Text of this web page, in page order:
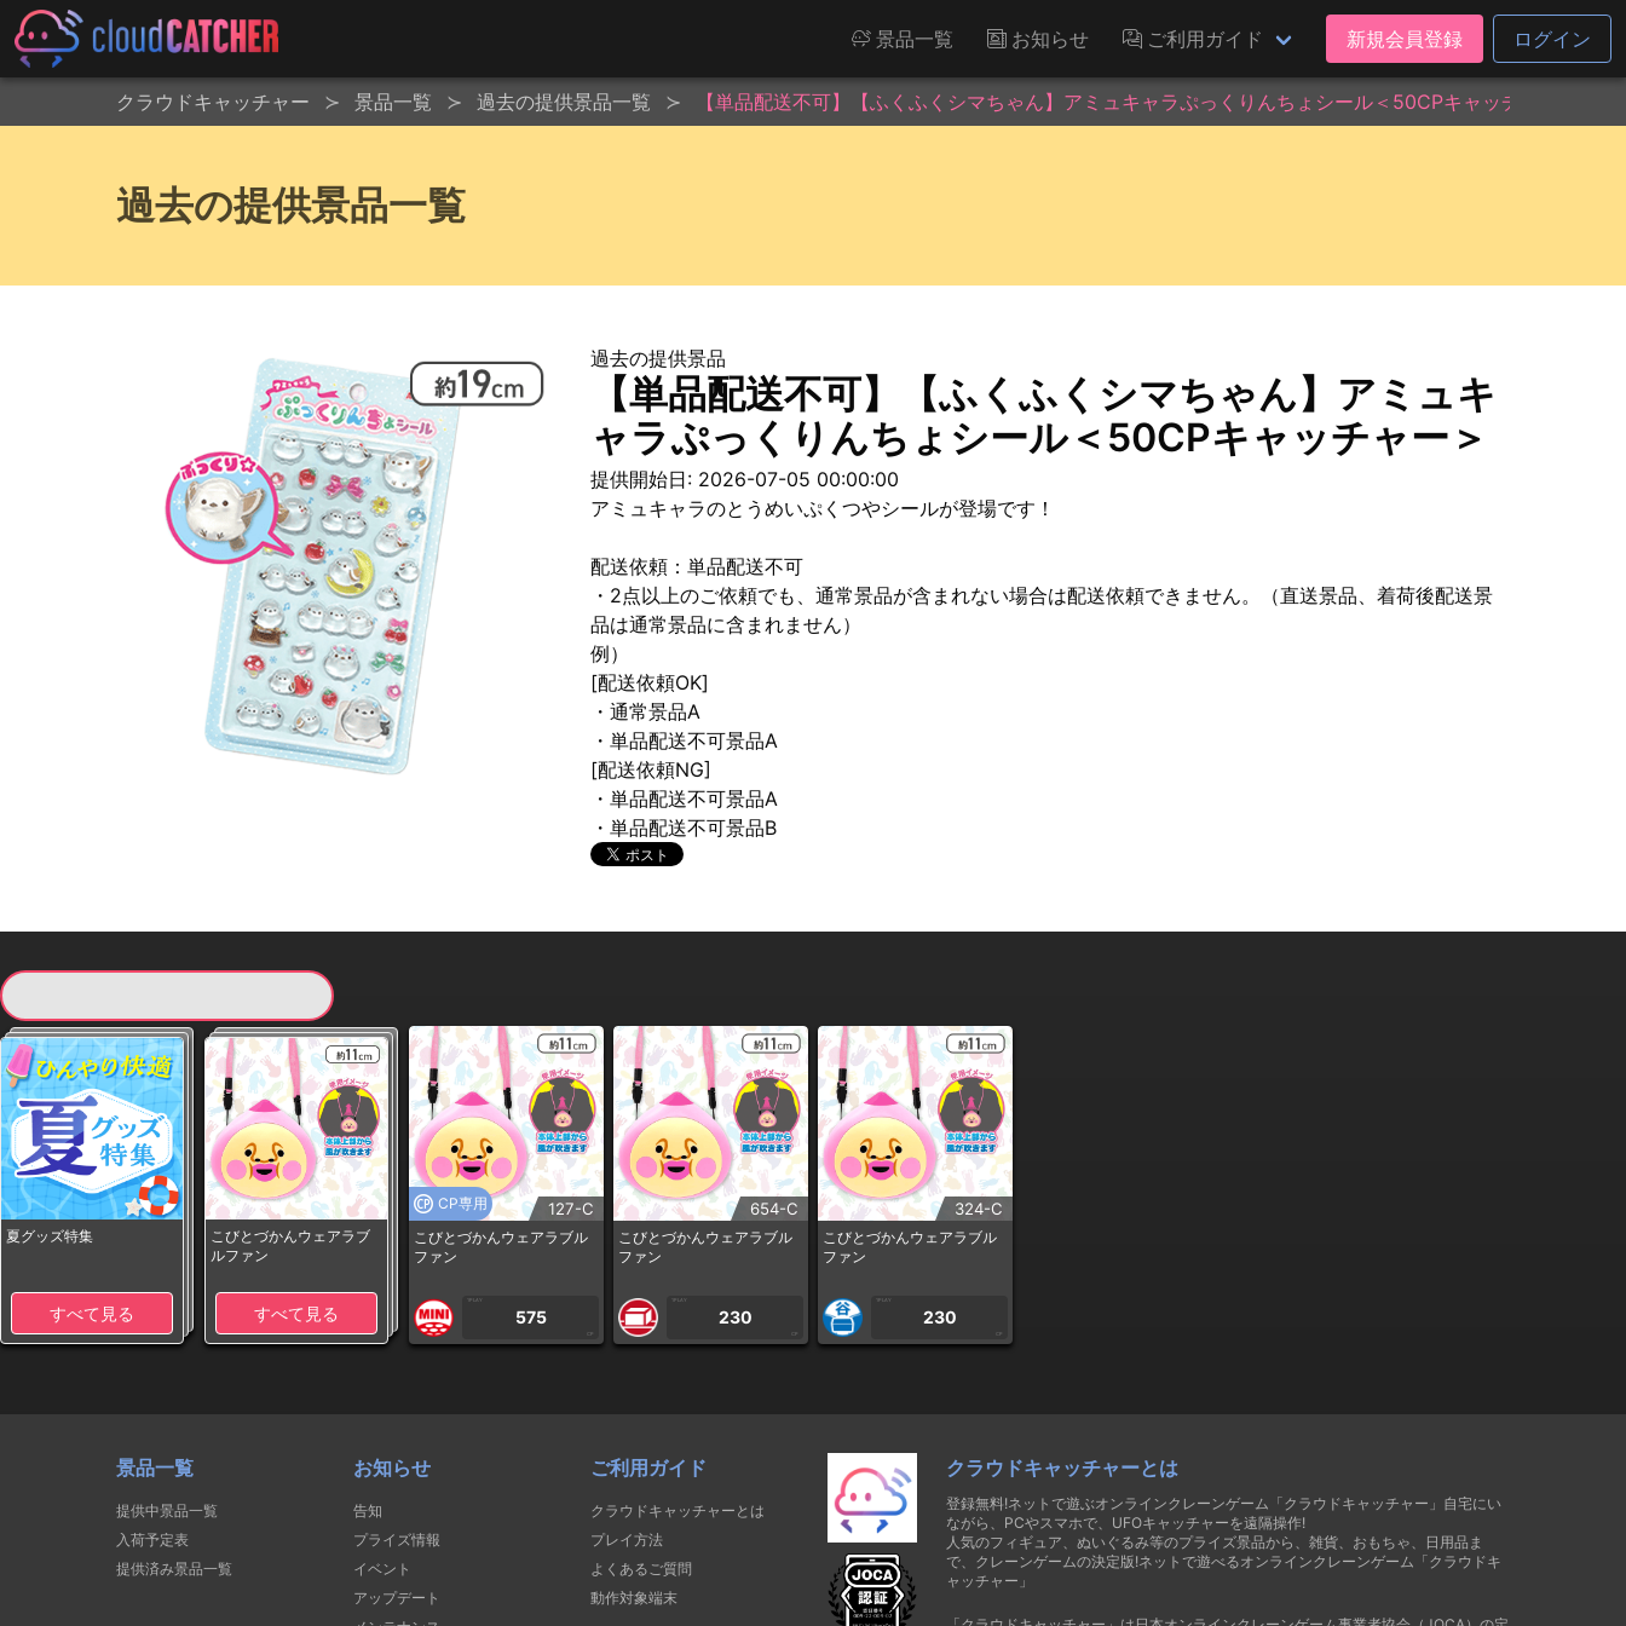
景品一覧 お知らせ ご利用ガイド 新規会員登録 ログイン
クラウドキャッチャー 景品一覧 過去の提供景品一覧 【単品配送不可】【ふくふくシマちゃん】アミュキャラぷっくりんちょシール＜50CPキャッチャー＞
過去の提供景品一覧
過去の提供景品
【単品配送不可】【ふくふくシマちゃん】アミュキ
ャラぷっくりんちょシール＜50CPキャッチャー＞
提供開始日: 2026-07-05 00:00:00
アミュキャラのとうめいぷくつやシールが登場です！
配送依頼：単品配送不可
・2点以上のご依頼でも、通常景品が含まれない場合は配送依頼できません。（直送景品、着荷後配送景
品は通常景品に含まれません）
例）
[配送依頼OK]
・通常景品A
・単品配送不可景品A
[配送依頼NG]
・単品配送不可景品A
・単品配送不可景品B
夏グッズ特集
すべて見る
こびとづかんウェアラブ
ルファン
すべて見る
CP専用 127-C
こびとづかんウェアラブル
ファン
1PLAY
575
CP
654-C
こびとづかんウェアラブル
ファン
1PLAY
230
CP
324-C
こびとづかんウェアラブル
ファン
1PLAY
230
CP
景品一覧
提供中景品一覧
入荷予定表
提供済み景品一覧
お知らせ
告知
プライズ情報
イベント
アップデート
ご利用ガイド
クラウドキャッチャーとは
プレイ方法
よくあるご質問
動作対象端末
クラウドキャッチャーとは
登録無料!ネットで遊ぶオンラインクレーンゲーム「クラウドキャッチャー」自宅にい
ながら、PCやスマホで、UFOキャッチャーを遠隔操作!
人気のフィギュア、ぬいぐるみ等のプライズ景品から、雑貨、おもちゃ、日用品ま
で、クレーンゲームの決定版!ネットで遊べるオンラインクレーンゲーム「クラウドキ
ャッチャー」